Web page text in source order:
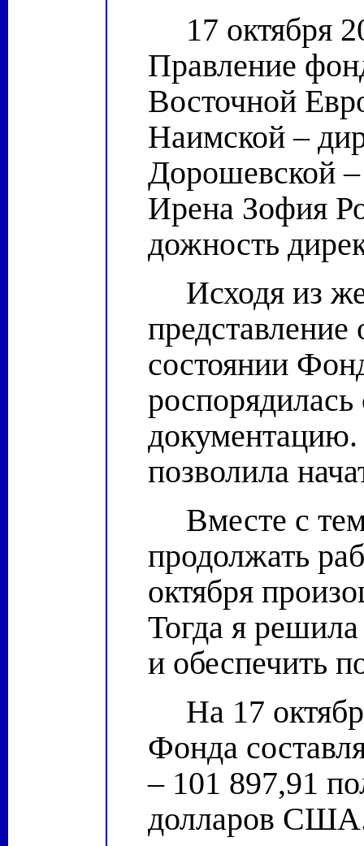
17 октября
Правление
Восточной
Наимской –
Дорошевской
Ирена Зофия
дожность
Исходя из
состоянии
роспорядилась
документацию.
позволила
Вместе с
продолжать
октября
Тогда я решила
и обеспечить
На 17
Фонда
– 101 897,91
долларов